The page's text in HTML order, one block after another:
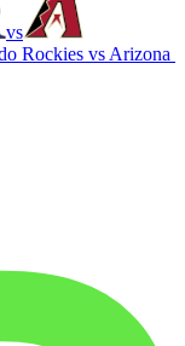
vs
Rockies vs Arizona